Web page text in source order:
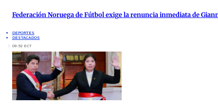
Federación Noruega de Fútbol exige la renuncia inmediata de
DEPORTES
DESTACADOS
09:52 ECT